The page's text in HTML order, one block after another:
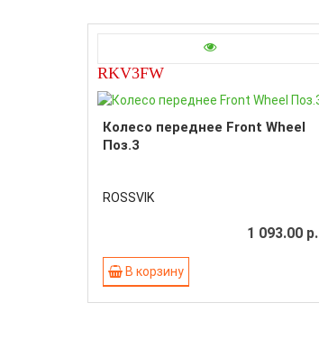
RKV3FW
Колесо переднее Front Wheel
Поз.3
ROSSVIK
1 093.00 р.
В корзину